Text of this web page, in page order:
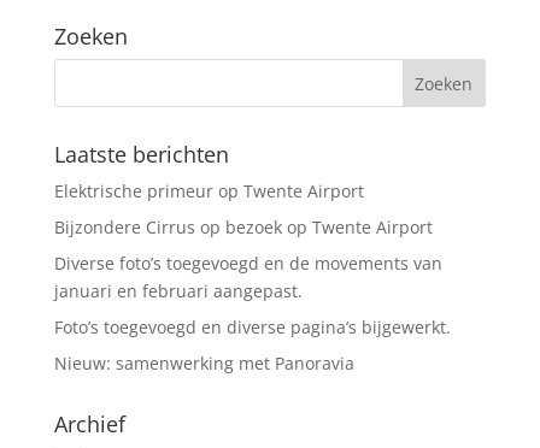
c
e
b
o
o
k
er s
A
p
p
l n
Zoeken
Laatste berichten
Elektrische primeur op Twente Airport
Bijzondere Cirrus op bezoek op Twente Airport
Diverse foto’s toegevoegd en de movements van
januari en februari aangepast.
Foto’s toegevoegd en diverse pagina’s bijgewerkt.
Nieuw: samenwerking met Panoravia
Archief